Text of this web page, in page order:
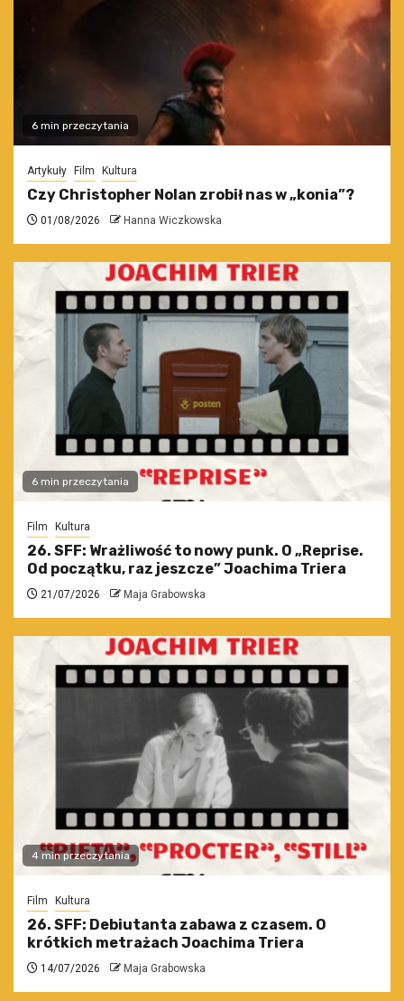
6 min przeczytania
Artykuły Film Kultura
Czy Christopher Nolan zrobił nas w „konia”?
01/08/2026 Hanna Wiczkowska
6 min przeczytania
Film Kultura
26. SFF: Wrażliwość to nowy punk. O „Reprise.
Od początku, raz jeszcze” Joachima Triera
21/07/2026 Maja Grabowska
4 min przeczytania
Film Kultura
26. SFF: Debiutanta zabawa z czasem. O
krótkich metrażach Joachima Triera
14/07/2026 Maja Grabowska